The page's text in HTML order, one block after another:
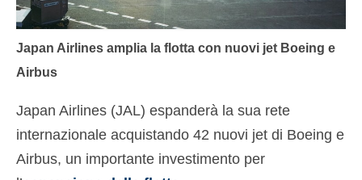
English(Inglese)
Estone
Français( Francese)
Deutsch(Tedesco)
Japan Airlines amplia la flotta con nuovi jet Boeing e
Airbus
Japan Airlines (JAL) espanderà la sua rete
internazionale acquistando 42 nuovi jet di Boeing e
Airbus, un importante investimento per